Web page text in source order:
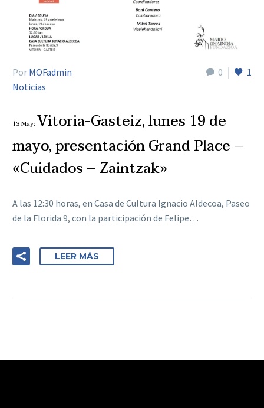
0 1
Por MOFadmin
Noticias
13 May: Vitoria-Gasteiz, lunes 19 de
mayo, presentación Grand Place –
«Cuidados – Zaintzak»
A las 12:30 horas, en Casa de Cultura Ignacio Aldecoa, Paseo
de la Florida 9, con la participación de Felipe…
LEER MÁS